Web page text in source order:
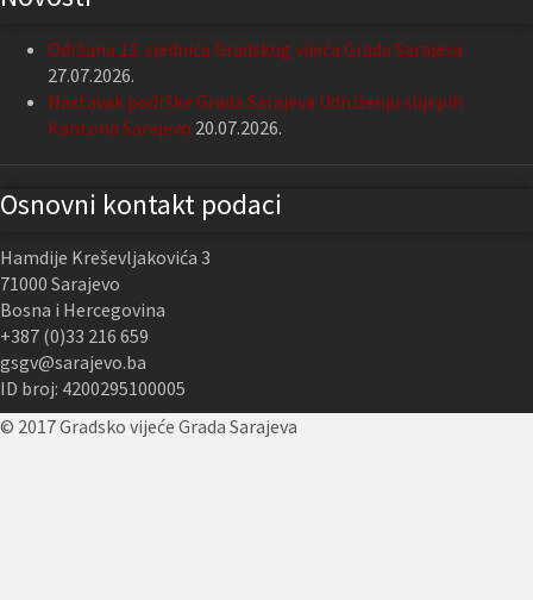
Održana 13. sjednica Gradskog vijeća Grada Sarajeva
27.07.2026.
Nastavak podrške Grada Sarajeva Udruženju slijepih
Kantona Sarajevo 20.07.2026.
Osnovni kontakt podaci
Hamdije Kreševljakovića 3
71000 Sarajevo
Bosna i Hercegovina
+387 (0)33 216 659
gsgv@sarajevo.ba
ID broj: 4200295100005
© 2017 Gradsko vijeće Grada Sarajeva